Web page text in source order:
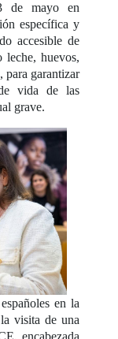
de mayo en
específica y
accesible de
leche, huevos,
para garantizar
vida de las
grave.
en la
visita de una
encabezada